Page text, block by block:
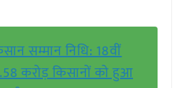
सम्मान निधि: 18वीं
करोड़ किसानों को हुआ